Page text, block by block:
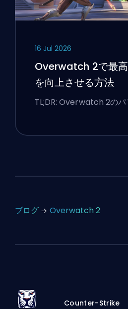
16 Jul 2026
Overwatch 2で最高
を向上させる方法
TL;DR: Overwatch 2の
ブログ Overwatch 2
Counter-Strike